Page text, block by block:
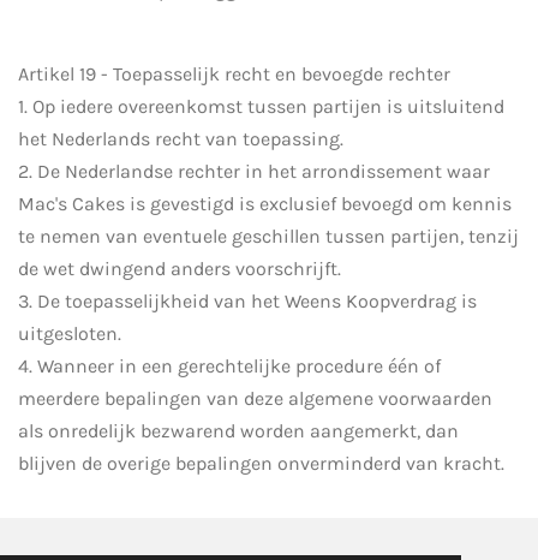
Artikel 19 - Toepasselijk recht en bevoegde rechter
1. Op iedere overeenkomst tussen partijen is uitsluitend
het Nederlands recht van toepassing.
2. De Nederlandse rechter in het arrondissement waar
Mac's Cakes is gevestigd is exclusief bevoegd om kennis
te nemen van eventuele geschillen tussen partijen, tenzij
de wet dwingend anders voorschrijft.
3. De toepasselijkheid van het Weens Koopverdrag is
uitgesloten.
4. Wanneer in een gerechtelijke procedure één of
meerdere bepalingen van deze algemene voorwaarden
als onredelijk bezwarend worden aangemerkt, dan
blijven de overige bepalingen onverminderd van kracht.